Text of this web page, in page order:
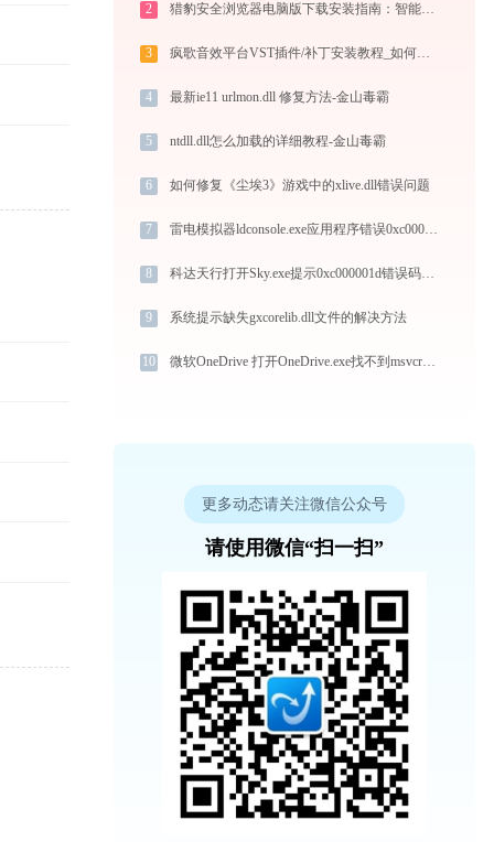
2 猎豹安全浏览器电脑版下载安装指南：智能极速双核，畅享安全无弹窗上网体验
3 疯歌音效平台VST插件/补丁安装教程_如何加载插件效果包
4 最新ie11 urlmon.dll 修复方法-金山毒霸
5 ntdll.dll怎么加载的详细教程-金山毒霸
6 如何修复《尘埃3》游戏中的xlive.dll错误问题
7 雷电模拟器ldconsole.exe应用程序错误0xc0000017解决方法
8 科达天行打开Sky.exe提示0xc000001d错误码怎么办
9 系统提示缺失gxcorelib.dll文件的解决方法
10 微软OneDrive 打开OneDrive.exe找不到msvcr100.dll怎么办
更多动态请关注微信公众号
请使用微信“扫一扫”